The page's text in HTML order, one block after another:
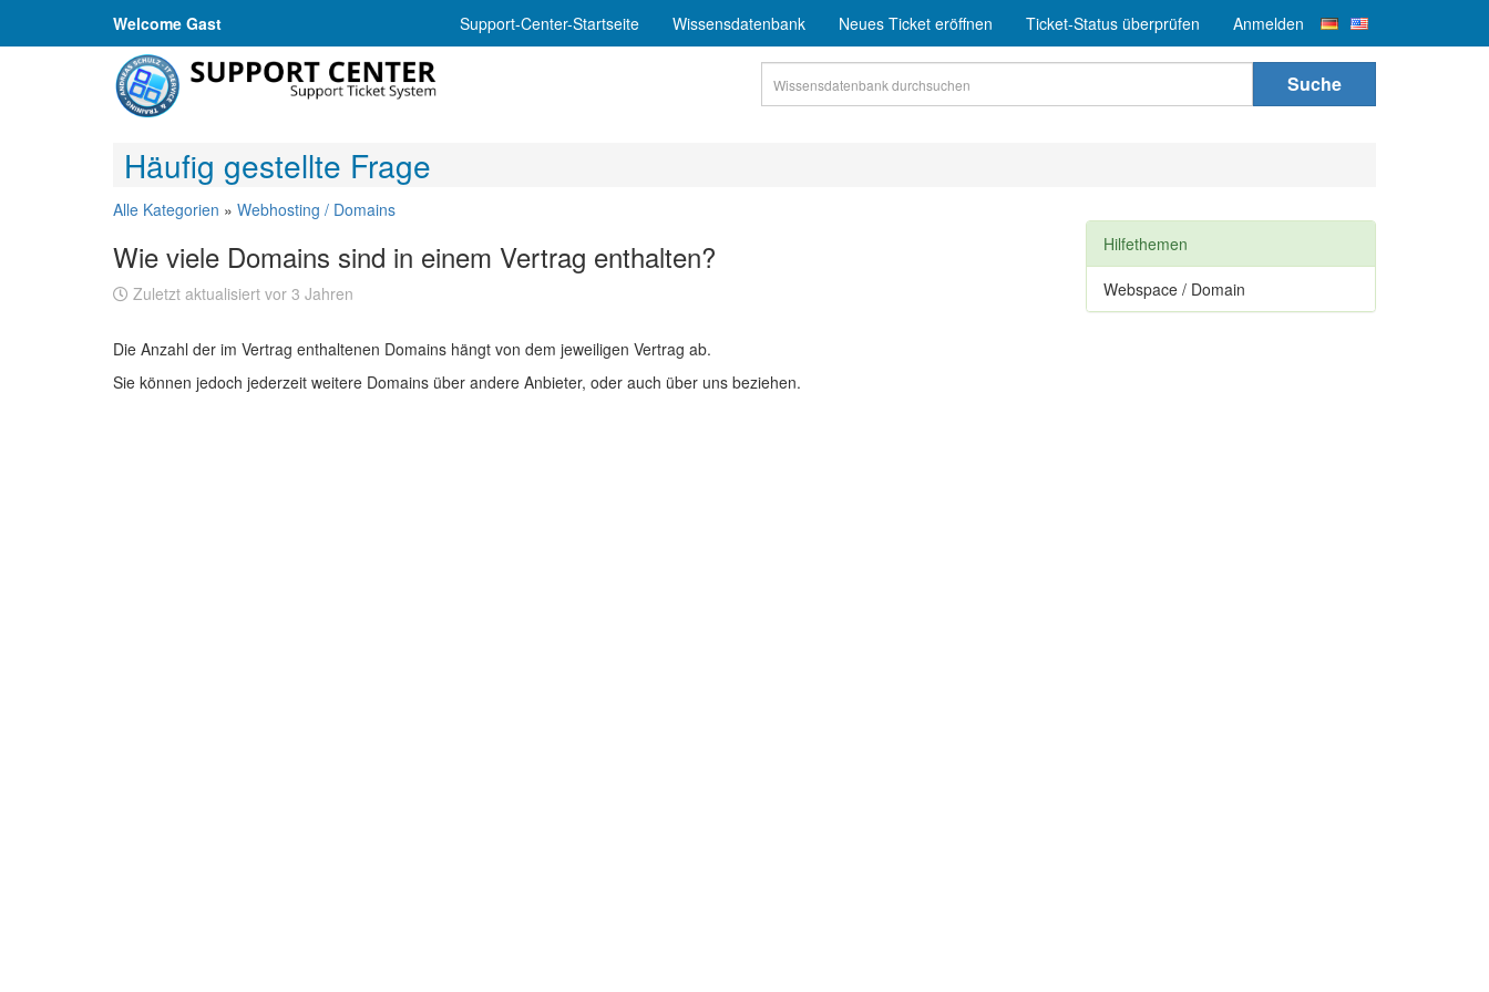
Welcome Gast Support-Center-Startseite Wissensdatenbank Neues Ticket eröffnen Ticket-Status überprüfen Anmelden
Suche
Häufig gestellte Frage
Alle Kategorien » Webhosting / Domains
Wie viele Domains sind in einem Vertrag enthalten?
Zuletzt aktualisiert vor 3 Jahren
Die Anzahl der im Vertrag enthaltenen Domains hängt von dem jeweiligen Vertrag ab.
Sie können jedoch jederzeit weitere Domains über andere Anbieter, oder auch über uns beziehen.
Hilfethemen
Webspace / Domain